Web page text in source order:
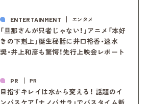
ENTERTAINMENT エンタメ
「旦那さんが只者じゃない！」アニメ「本好
きの下剋上」誕生秘話に井口裕香・速水
奨・井上和彦も驚愕！先行上映会レポート
PR PR
目指すキレイは水から変える！ 話題のイ
ンバスケア「ナノバサラ」でバスタイム新